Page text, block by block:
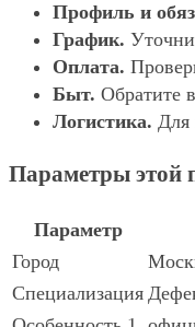
Профиль и
График.
Оплата.
Быт. Обратите
Логистика. Для
Параметры этой
Параметр
Город
Специализация